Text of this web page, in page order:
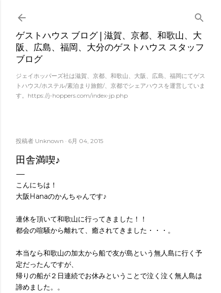
スキップしてメイン コンテンツに移動
ゲストハウス ブログ | 滋賀、京都、和歌山、大
阪、広島、福岡、大分のゲストハウス スタッフ
ブログ
ジェイホッパーズ社は滋賀、京都、和歌山、大阪、広島、福岡にてゲス
トハウス/ホステル/素泊まり旅館/、京都でシェアハウスを運営していま
す。https://j-hoppers.com/index-jp.php
投稿者 Unknown 6月 04, 2015
田舎満喫♪
こんにちは！
大阪Hanaのかんちゃんです♪
連休を頂いて和歌山に行ってきました！！
都会の喧騒から離れて、癒されてきました・・・。
本当なら和歌山の加太から船で友が島という無人島に行く予
定だったんですが、
帰りの船が２日連続でお休みということで泣く泣く無人島は
諦めました。。